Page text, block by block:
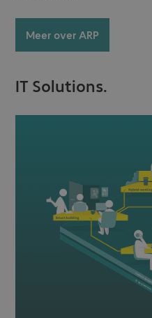
Meer over ARP
IT Solutions.